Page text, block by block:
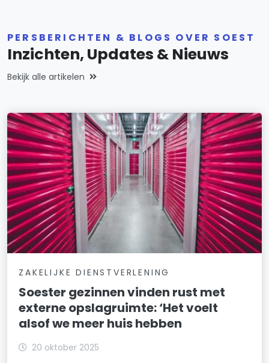
PERSBERICHTEN & BLOGS OVER SOEST
Inzichten, Updates & Nieuws
Bekijk alle artikelen
ZAKELIJKE DIENSTVERLENING
Soester gezinnen vinden rust met
externe opslagruimte: ‘Het voelt
alsof we meer huis hebben
20 oktober 2025